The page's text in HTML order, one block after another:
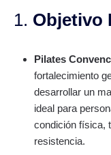
1. Objetivo
Pilates
fortalecimiento
desarrollar un
ideal para
condición física,
resistencia.